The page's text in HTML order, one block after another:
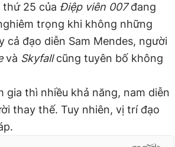
25 của Điệp viên 007đang
trọng khi không những
cả đạo diễn Sam Mendes, người
và Skyfallcũng tuyên bố không
gia thì nhiều khả năng, nam diễn
thay thế. Tuy nhiên, vị trí đạo